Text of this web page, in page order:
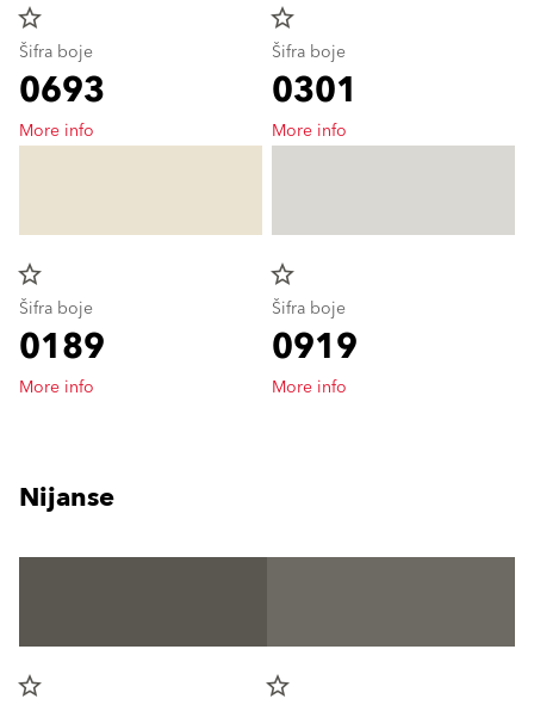
star_border
Šifra boje
0693
More info
star_border
Šifra boje
0189
More info
star_border
Šifra boje
0301
More info
star_border
Šifra boje
0919
More info
Nijanse
star_border
star_border